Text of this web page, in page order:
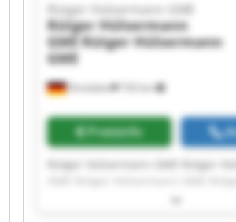
Dinslaken 720 km
Rütger Hülsermann GME
Rütger Hülsermann
GME Rütger Hülsermann
GME
Preisinfo
Rütger Hülsermann GME Rütger
Hülsermann GME Rütger